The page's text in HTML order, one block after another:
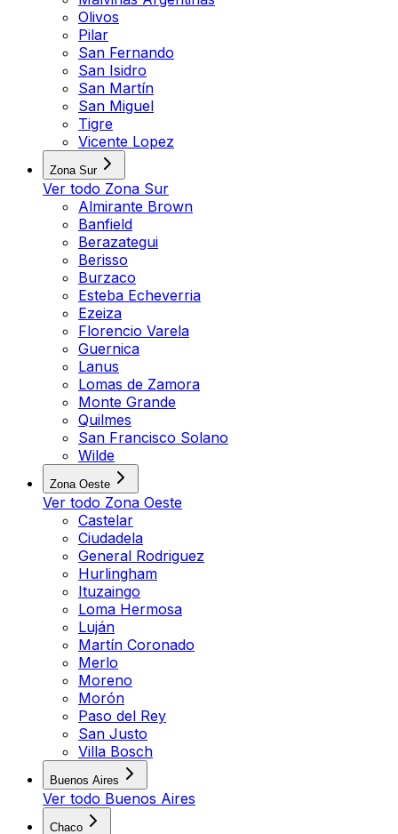
Olivos
Pilar
San Fernando
San Isidro
San Martín
San Miguel
Tigre
Vicente Lopez
Zona Sur
Ver todo Zona Sur
Almirante Brown
Banfield
Berazategui
Berisso
Burzaco
Esteba Echeverria
Ezeiza
Florencio Varela
Guernica
Lanus
Lomas de Zamora
Monte Grande
Quilmes
San Francisco Solano
Wilde
Zona Oeste
Ver todo Zona Oeste
Castelar
Ciudadela
General Rodriguez
Hurlingham
Ituzaingo
Loma Hermosa
Luján
Martín Coronado
Merlo
Moreno
Morón
Paso del Rey
San Justo
Villa Bosch
Buenos Aires
Ver todo Buenos Aires
Chaco